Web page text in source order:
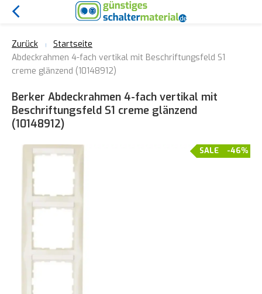
Zurück
Startseite
Abdeckrahmen 4-fach vertikal mit Beschriftungsfeld S1
creme glänzend (10148912)
Berker Abdeckrahmen 4-fach vertikal mit
Beschriftungsfeld S1 creme glänzend
(10148912)
-46%
SALE